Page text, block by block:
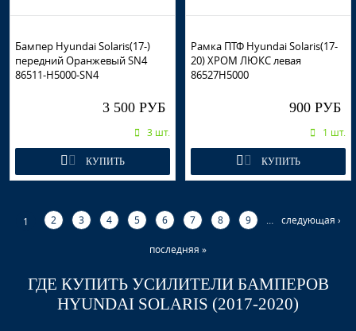
Бампер Hyundai Solaris(17-)
передний Оранжевый SN4
86511-H5000-SN4
3 500 РУБ
3 шт.
КУПИТЬ
Рамка ПТФ Hyundai Solaris(17-
20) ХРОМ ЛЮКС левая
86527H5000
900 РУБ
1 шт.
КУПИТЬ
1 2 3 4 5 6 7 8 9 следующая ›
последняя »
ГДЕ КУПИТЬ УСИЛИТЕЛИ БАМПЕРОВ
HYUNDAI SOLARIS (2017-2020)